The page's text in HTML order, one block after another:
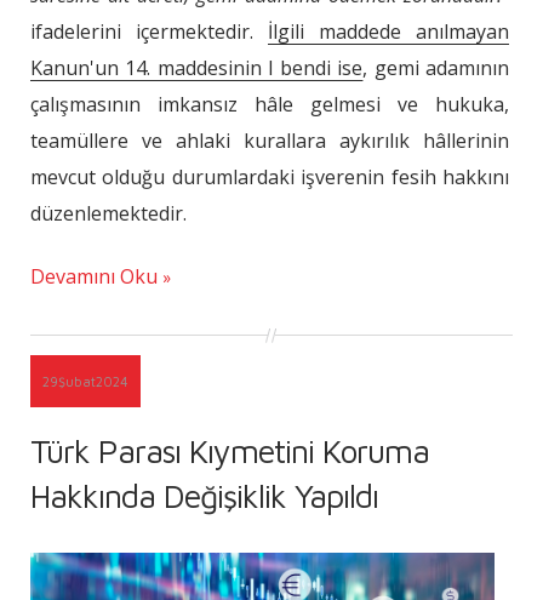
ifadelerini içermektedir. İlgili maddede anılmayan
Kanun'un 14. maddesinin I bendi ise, gemi adamının
çalışmasının imkansız hâle gelmesi ve hukuka,
teamüllere ve ahlaki kurallara aykırılık hâllerinin
mevcut olduğu durumlardaki işverenin fesih hakkını
düzenlemektedir.
Devamını Oku
29Şubat2024
Türk Parası Kıymetini Koruma
Hakkında Değişiklik Yapıldı